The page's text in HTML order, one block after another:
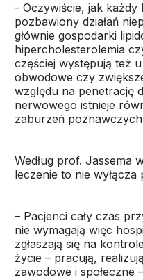
- Oczywiście, jak
pozbawiony działań
głównie gospodarki
hipercholesterolemia
częściej występują też
obwodowe czy
względu na penetrację
nerwowego istnieje
zaburzeń poznawczych
Według prof. Jassema
leczenie to nie
– Pacjenci cały czas
nie wymagają więc
zgłaszają się na
życie – pracują,
zawodowe i społeczne